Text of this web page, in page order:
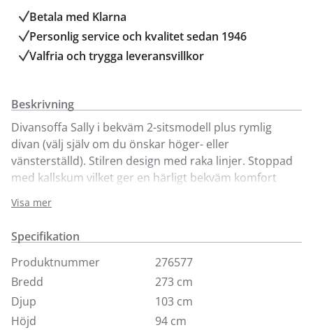
Betala med Klarna
Personlig service och kvalitet sedan 1946
Valfria och trygga leveransvillkor
Beskrivning
Divansoffa Sally i bekväm 2-sitsmodell plus rymlig
divan (välj själv om du önskar höger- eller
vänsterställd). Stilren design med raka linjer. Stoppad
med kallskum vilket ger en härligt bekväm komfort
tvättbar klädsel i olika tyger. Klädseln fästs med
kardborre under sitsen. Visas här i flera olika kulörer. I
våra butiker hittar du fler färger och tyger att välja
bland.
Visa mer
Specifikation
Produktnummer
276577
Bredd
273 cm
Djup
103 cm
Höjd
94 cm